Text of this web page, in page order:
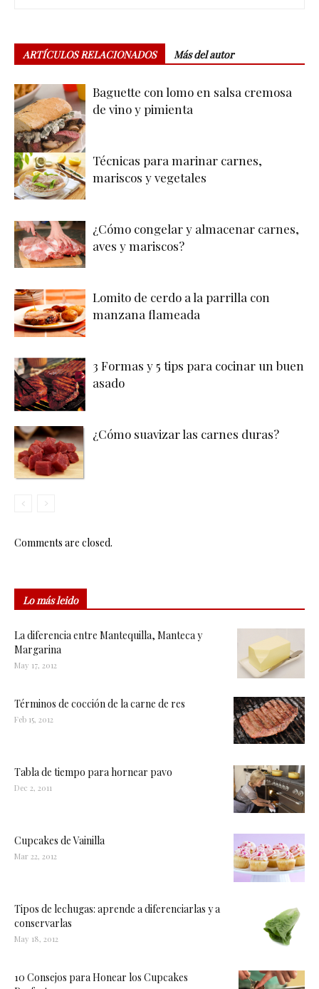
ARTÍCULOS RELACIONADOS Más del autor
Baguette con lomo en salsa cremosa
de vino y pimienta
Técnicas para marinar carnes,
mariscos y vegetales
¿Cómo congelar y almacenar carnes,
aves y mariscos?
Lomito de cerdo a la parrilla con
manzana flameada
3 Formas y 5 tips para cocinar un buen
asado
¿Cómo suavizar las carnes duras?
Comments are closed.
Lo más leido
La diferencia entre Mantequilla, Manteca y
Margarina
May 17, 2012
Términos de cocción de la carne de res
Feb 15, 2012
Tabla de tiempo para hornear pavo
Dec 2, 2011
Cupcakes de Vainilla
Mar 22, 2012
Tipos de lechugas: aprende a diferenciarlas y a
conservarlas
May 18, 2012
10 Consejos para Honear los Cupcakes